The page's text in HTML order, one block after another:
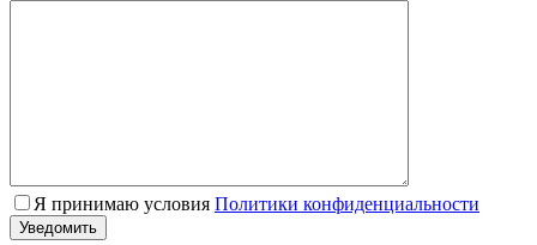
Я принимаю условия Политики конфиденциальности